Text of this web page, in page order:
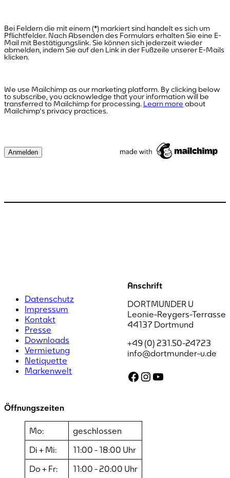
Bei Feldern die mit einem (*) markiert sind handelt es sich um
Pflichtfelder. Nach Absenden des Formulars erhalten Sie eine E-
Mail mit Bestätigungslink. Sie können sich jederzeit wieder
abmelden, indem Sie auf den Link in der Fußzeile unserer E-Mails
klicken.
We use Mailchimp as our marketing platform. By clicking below
to subscribe, you acknowledge that your information will be
transferred to Mailchimp for processing. Learn more about
Mailchimp's privacy practices.
Datenschutz
Impressum
Kontakt
Presse
Downloads
Vermietung
Netiquette
Markenwelt
Anschrift
DORTMUNDER U
Leonie-Reygers-Terrasse
44137 Dortmund
+49 (0) 231.50-24723
info@dortmunder-u.de
Facebook
Instagram
YouTube
Öffnungszeiten
Mo:
geschlossen
Di + Mi:
11:00 - 18:00 Uhr
Do + Fr:
11:00 - 20:00 Uhr